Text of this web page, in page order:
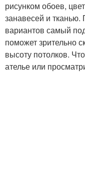
рисунком обоев,
занавесей и тканью.
вариантов самый
поможет зрительно
высоту потолков.
ателье или